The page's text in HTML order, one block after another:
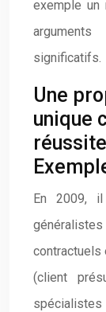
exemple un
significatifs.
Une
unique
En 2009,
généralistes
contractuels
(client